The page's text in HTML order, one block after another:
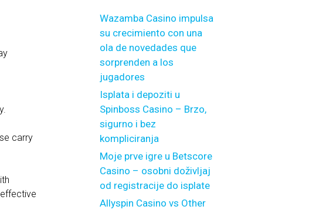
carry
Wazamba Casino impulsa
su crecimiento con una
ola de novedades que
sorprenden a los
jugadores
Isplata i depoziti u
Spinboss Casino – Brzo,
sigurno i bez
kompliciranja
Moje prve igre u Betscore
Casino – osobni doživljaj
od registracije do isplate
Allyspin Casino vs Other